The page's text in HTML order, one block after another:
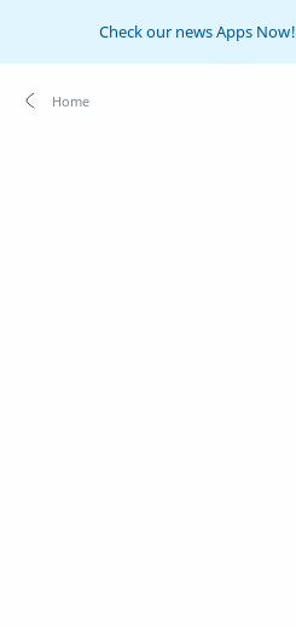
Check our news Apps Now!